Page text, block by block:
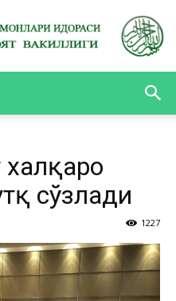
халқаро
сўзлади
1227